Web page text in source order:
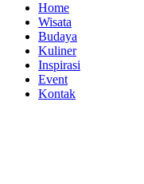
Home
Wisata
Budaya
Kuliner
Inspirasi
Event
Kontak